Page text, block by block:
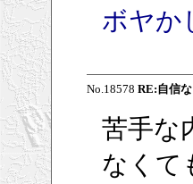
ボヤか
No.18578 RE:自信
苦手な
なくて